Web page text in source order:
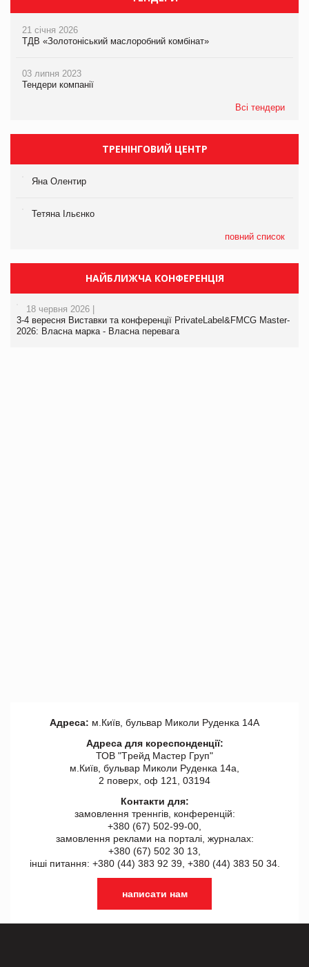
21 січня 2026
ТДВ «Золотоніський маслоробний комбінат»
03 липня 2023
Тендери компанії
Всі тендери
ТРЕНІНГОВИЙ ЦЕНТР
Яна Олентир
Тетяна Ільєнко
повний список
НАЙБЛИЖЧА КОНФЕРЕНЦІЯ
18 червня 2026 |
3-4 вересня Виставки та конференції PrivateLabel&FMCG Master-
2026: Власна марка - Власна перевага
Адреса: м.Київ, бульвар Миколи Руденка 14А
Адреса для кореспонденції:
ТОВ "Tрейд Мастер Груп"
м.Київ, бульвар Миколи Руденка 14а,
2 поверх, оф 121, 03194
Контакти для:
замовлення треннгів, конференцій:
+380 (67) 502-99-00,
замовлення реклами на порталі, журналах:
+380 (67) 502 30 13,
інші питання: +380 (44) 383 92 39, +380 (44) 383 50 34.
написати нам